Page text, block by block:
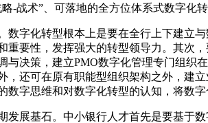
-战术”、可落地的全方位体系式数字化转
数字化转型根本上是要在全行上下建立
重要性，发挥强大的转型领导力。其次
与决策，建立PMO数字化管理专门组
，还可在原有职能型组织架构之外，建
数字思维和对数字化转型的认知，将数字
发展基石。中小银行人才首先是要基于